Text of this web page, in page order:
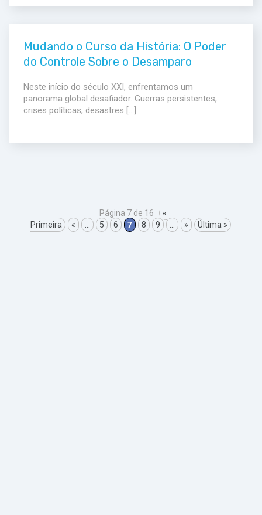
Mudando o Curso da História: O Poder
do Controle Sobre o Desamparo
Neste início do século XXI, enfrentamos um
panorama global desafiador. Guerras persistentes,
crises políticas, desastres […]
Página 7 de 16
«
Primeira
« 5 6 7 8 9 » Última »